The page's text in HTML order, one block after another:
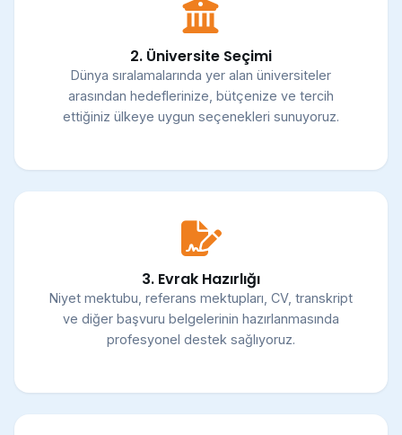
2. Üniversite Seçimi
Dünya sıralamalarında yer alan üniversiteler
arasından hedeflerinize, bütçenize ve tercih
ettiğiniz ülkeye uygun seçenekleri sunuyoruz.
3. Evrak Hazırlığı
Niyet mektubu, referans mektupları, CV, transkript
ve diğer başvuru belgelerinin hazırlanmasında
profesyonel destek sağlıyoruz.